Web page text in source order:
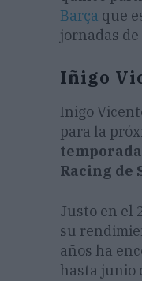
Barça que
jornadas de
Iñigo
Iñigo
para la
Racing de
Justo en el
su
años ha
hasta junio